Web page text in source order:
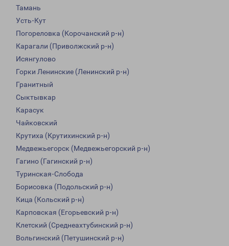
Тамань
Усть-Кут
Погореловка (Корочанский р-н)
Карагали (Приволжский р-н)
Исянгулово
Горки Ленинские (Ленинский р-н)
Гранитный
Сыктывкар
Карасук
Чайковский
Крутиха (Крутихинский р-н)
Медвежьегорск (Медвежьегорский р-н)
Гагино (Гагинский р-н)
Туринская-Слобода
Борисовка (Подольский р-н)
Кица (Кольский р-н)
Карповская (Егорьевский р-н)
Клетский (Среднеахтубинский р-н)
Вольгинский (Петушинский р-н)